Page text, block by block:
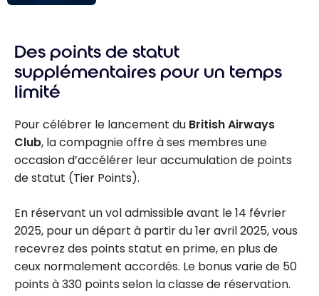
astuces
d’accumulation
et d’échange
avec British
Airways Club
Des points de statut
supplémentaires pour un temps
limité
Pour célébrer le lancement du British Airways
Club, la compagnie offre à ses membres une
occasion d’accélérer leur accumulation de points
de statut (Tier Points).
En réservant un vol admissible avant le 14 février
2025, pour un départ à partir du 1er avril 2025, vous
recevrez des points statut en prime, en plus de
ceux normalement accordés. Le bonus varie de 50
points à 330 points selon la classe de réservation.